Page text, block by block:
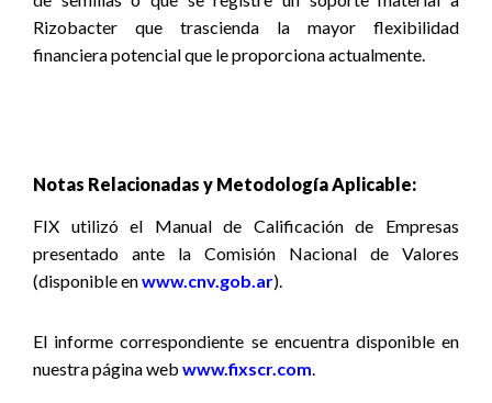
Rizobacter que trascienda la mayor flexibilidad
financiera potencial que le proporciona actualmente.
Notas Relacionadas y Metodología Aplicable:
FIX utilizó el Manual de Calificación de Empresas
presentado ante la Comisión Nacional de Valores
(disponible enwww.cnv.gob.ar).
El informe correspondiente se encuentra disponible en
nuestra página web www.fixscr.com.